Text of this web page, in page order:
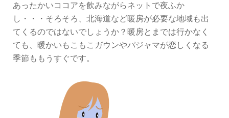
あったかいココアを飲みながらネットで夜ふか
し・・・そろそろ、北海道など暖房が必要な地域も出
てくるのではないでしょうか？暖房とまでは行かなく
ても、暖かいもこもこガウンやパジャマが恋しくなる
季節ももうすぐです。